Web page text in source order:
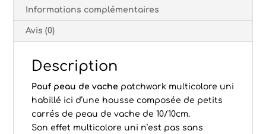
Informations complémentaires
Avis (0)
Description
Pouf peau de vache patchwork multicolore uni
habillé ici d’une housse composée de petits
carrés de peau de vache de 10/10cm.
Son effet multicolore uni n’est pas sans